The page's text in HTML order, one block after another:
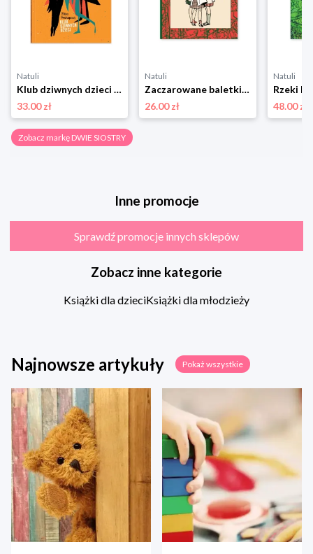
Natuli
Klub dziwnych dzieci Dwie siostry
33.00 zł
Natuli
Zaczarowane baletki Dwie siostry
26.00 zł
Natuli
Rzeki
48.00 zł
Zobacz markę DWIE SIOSTRY
Inne promocje
Sprawdź promocje innych sklepów
Zobacz inne kategorie
Książki dla dzieciKsiążki dla młodzieży
Najnowsze artykuły Pokaż wszystkie